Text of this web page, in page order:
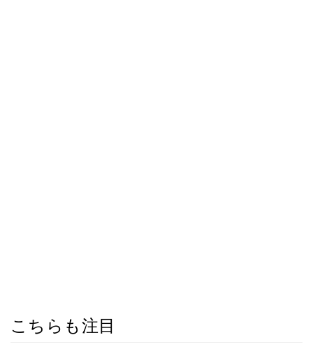
こちらも注目